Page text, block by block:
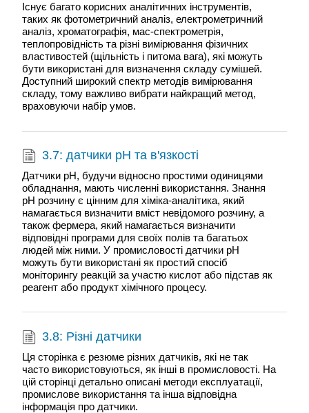
Існує багато корисних аналітичних інструментів,
таких як фотометричний аналіз, електрометричний
аналіз, хроматографія, мас-спектрометрія,
теплопровідність та різні вимірювання фізичних
властивостей (щільність і питома вага), які можуть
бути використані для визначення складу сумішей.
Доступний широкий спектр методів вимірювання
складу, тому важливо вибрати найкращий метод,
враховуючи набір умов.
3.7: датчики рН та в'язкості
Датчики рН, будучи відносно простими одиницями
обладнання, мають численні використання. Знання
рН розчину є цінним для хіміка-аналітика, який
намагається визначити вміст невідомого розчину, а
також фермера, який намагається визначити
відповідні програми для своїх полів та багатьох
людей між ними. У промисловості датчики рН
можуть бути використані як простий спосіб
моніторингу реакцій за участю кислот або підстав як
реагент або продукт хімічного процесу.
3.8: Різні датчики
Ця сторінка є резюме різних датчиків, які не так
часто використовуються, як інші в промисловості. На
цій сторінці детально описані методи експлуатації,
промислове використання та інша відповідна
інформація про датчики.